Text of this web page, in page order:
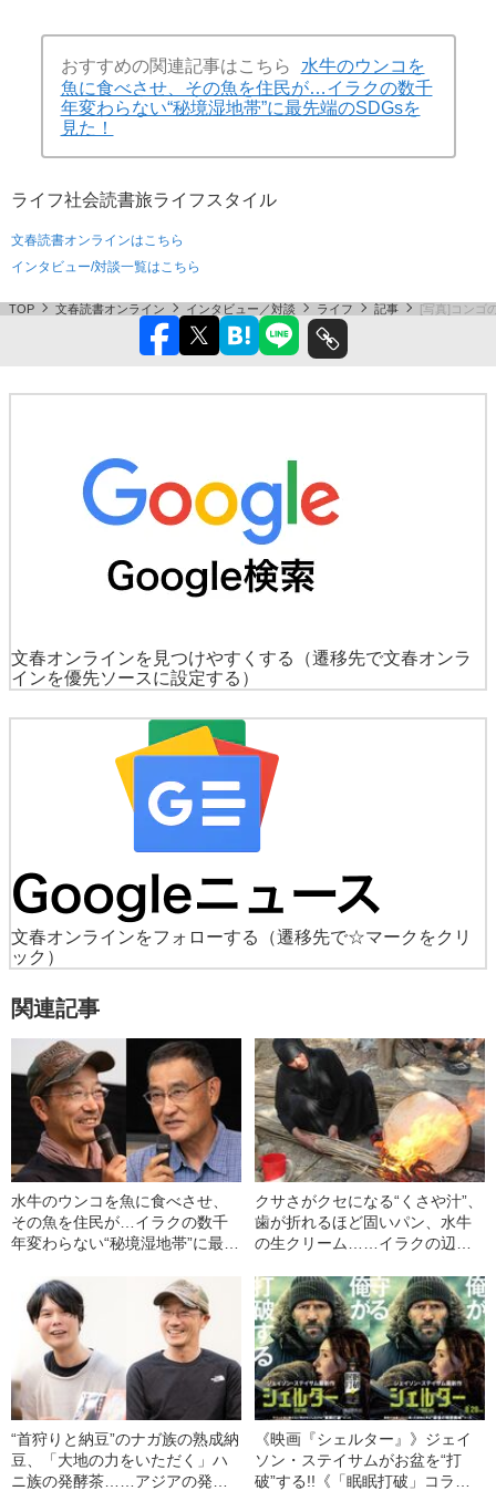
おすすめの関連記事はこちら
水牛のウンコを
魚に食べさせ、その魚を住民が…イラクの数千
年変わらない“秘境湿地帯”に最先端のSDGsを
見た！
ライフ社会読書旅ライフスタイル
文春読書オンラインはこちら
インタビュー/対談一覧はこちら
TOP 文春読書オンライン インタビュー／対談 ライフ 記事 [写真]コンゴ
文春オンラインを見つけやすくする
（遷移先で文春オンラ
インを優先ソースに設定する）
文春オンラインをフォローする
（遷移先で☆マークをクリ
ック）
関連記事
水牛のウンコを魚に食べさせ、
その魚を住民が…イラクの数千
年変わらない“秘境湿地帯”に最先
クサさがクセになる“くさや汁”、
歯が折れるほど固いパン、水牛
の生クリーム……イラクの辺境
“首狩りと納豆”のナガ族の熟成納
豆、「大地の力をいただく」ハ
ニ族の発酵茶……アジアの発酵
《映画『シェルター』》ジェイ
ソン・ステイサムがお盆を“打
破”する!!《「眠眠打破」コラ